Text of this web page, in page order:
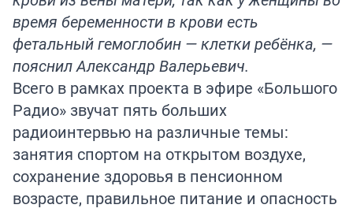
время беременности в крови есть
фетальный гемоглобин — клетки ребёнка, —
пояснил Александр Валерьевич.
Всего в рамках проекта в эфире «Большого
Радио» звучат пять больших
радиоинтервью на различные темы:
занятия спортом на открытом воздухе,
сохранение здоровья в пенсионном
возрасте, правильное питание и опасность